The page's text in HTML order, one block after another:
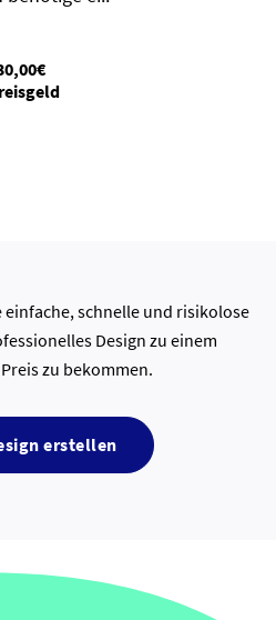
schnelle und risikolose
Design zu einem
zu bekommen.
erstellen